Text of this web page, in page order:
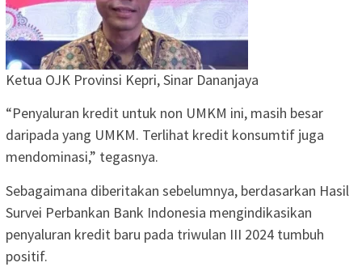
Ketua OJK Provinsi Kepri, Sinar Dananjaya
“Penyaluran kredit untuk non UMKM ini, masih besar
daripada yang UMKM. Terlihat kredit konsumtif juga
mendominasi,” tegasnya.
Sebagaimana diberitakan sebelumnya, berdasarkan Hasil
Survei Perbankan Bank Indonesia mengindikasikan
penyaluran kredit baru pada triwulan III 2024 tumbuh
positif.